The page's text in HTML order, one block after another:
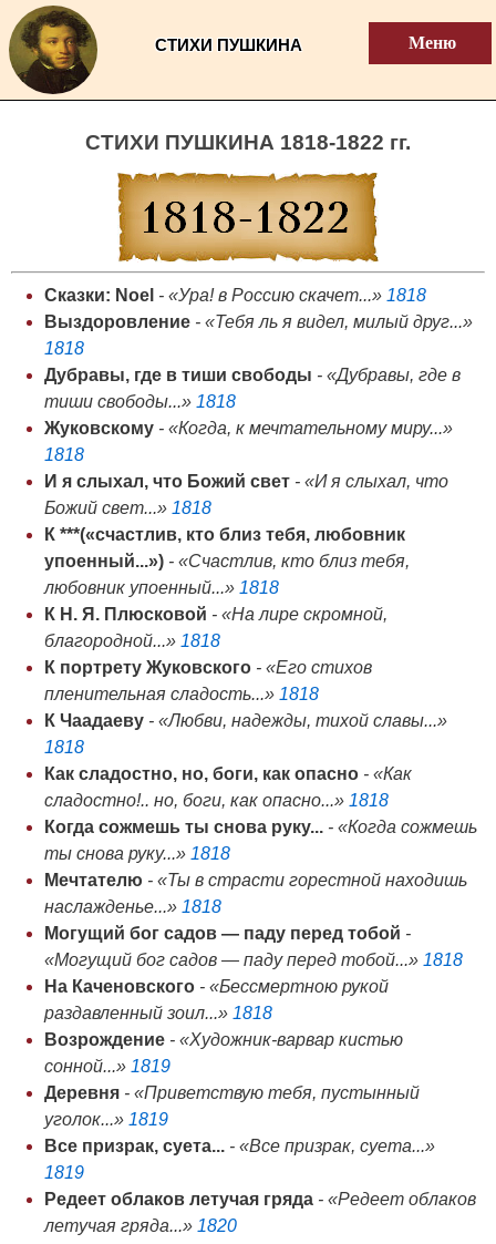
СТИХИ ПУШКИНА Меню
CТИХИ ПУШКИНА 1818-1822 гг.
Сказки: Noel - «Ура! в Россию скачет...» 1818
Выздоровление - «Тебя ль я видел, милый друг...»
1818
Дубравы, где в тиши свободы - «Дубравы, где в
тиши свободы...» 1818
Жуковскому - «Когда, к мечтательному миру...»
1818
И я слыхал, что Божий свет - «И я слыхал, что
Божий свет...» 1818
К ***(«счастлив, кто близ тебя, любовник
упоенный...») - «Счастлив, кто близ тебя,
любовник упоенный...» 1818
К Н. Я. Плюсковой - «На лире скромной,
благородной...» 1818
К портрету Жуковского - «Его стихов
пленительная сладость...» 1818
К Чаадаеву - «Любви, надежды, тихой славы...»
1818
Как сладостно, но, боги, как опасно - «Как
сладостно!.. но, боги, как опасно...» 1818
Когда сожмешь ты снова руку... - «Когда сожмешь
ты снова руку...» 1818
Мечтателю - «Ты в страсти горестной находишь
наслажденье...» 1818
Могущий бог садов — паду перед тобой -
«Могущий бог садов — паду перед тобой...» 1818
На Каченовского - «Бессмертною рукой
раздавленный зоил...» 1818
Возрождение - «Художник-варвар кистью
сонной...» 1819
Деревня - «Приветствую тебя, пустынный
уголок...» 1819
Все призрак, суета... - «Все призрак, суета...»
1819
Редеет облаков летучая гряда - «Редеет облаков
летучая гряда...» 1820